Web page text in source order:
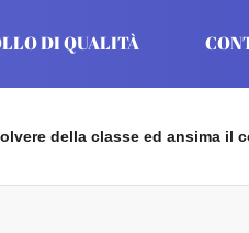
DI QUALITÀ
della classe ed ansima il